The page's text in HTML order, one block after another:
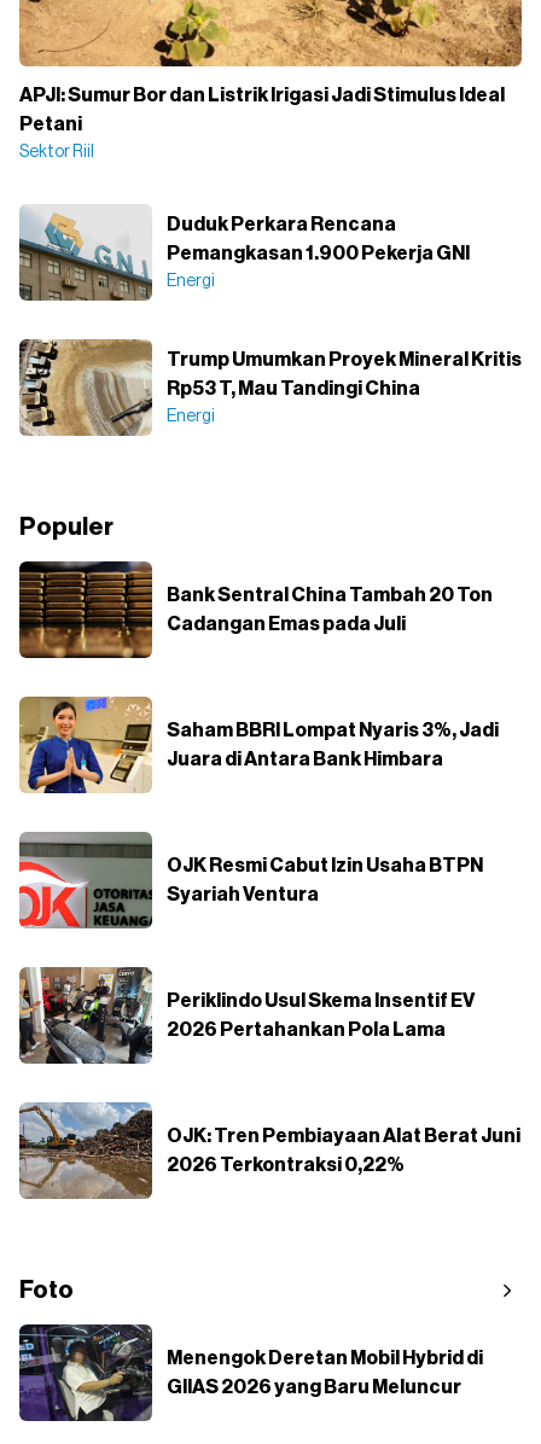
APJI: Sumur Bor dan Listrik Irigasi Jadi Stimulus Ideal
Petani
Sektor Riil
Duduk Perkara Rencana
Pemangkasan 1.900 Pekerja GNI
Energi
Trump Umumkan Proyek Mineral Kritis
Rp53 T, Mau Tandingi China
Energi
Populer
Bank Sentral China Tambah 20 Ton
Cadangan Emas pada Juli
Saham BBRI Lompat Nyaris 3%, Jadi
Juara di Antara Bank Himbara
OJK Resmi Cabut Izin Usaha BTPN
Syariah Ventura
Periklindo Usul Skema Insentif EV
2026 Pertahankan Pola Lama
OJK: Tren Pembiayaan Alat Berat Juni
2026 Terkontraksi 0,22%
Foto
Menengok Deretan Mobil Hybrid di
GIIAS 2026 yang Baru Meluncur